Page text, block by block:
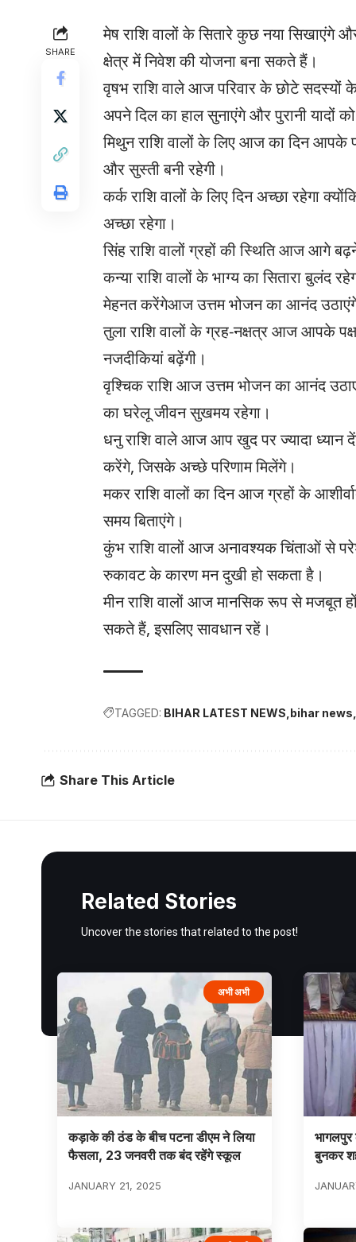
SHARE
मेष राशि वालों के सितारे कुछ नया सिखाएंगे
क्षेत्र में निवेश की योजना बना सकते हैं।
वृषभ राशि वाले आज परिवार के छोटे सदस्यों
अपने दिल का हाल सुनाएंगे और पुरानी यादों
मिथुन राशि वालों के लिए आज का दिन आपके
और सुस्ती बनी रहेगी।
कर्क राशि वालों के लिए दिन अच्छा रहेगा
अच्छा रहेगा।
सिंह राशि वालों ग्रहों की स्थिति आज आगे
कन्या राशि वालों के भाग्य का सितारा
मेहनत करेंगेआज उत्तम भोजन का आनंद
तुला राशि वालों के ग्रह-नक्षत्र आज आपके
नजदीकियां बढ़ेंगी।
वृश्चिक राशि आज उत्तम भोजन का आनंद
का घरेलू जीवन सुखमय रहेगा।
धनु राशि वाले आज आप खुद पर ज्यादा
करेंगे, जिसके अच्छे परिणाम मिलेंगे।
मकर राशि वालों का दिन आज ग्रहों के
समय बिताएंगे।
कुंभ राशि वालों आज अनावश्यक चिंताओं से
रुकावट के कारण मन दुखी हो सकता है।
मीन राशि वालों आज मानसिक रूप से मजबूत
सकते हैं, इसलिए सावधान रहें।
TAGGED: BIHAR LATEST NEWS bihar news
Share This Article
Related Stories
Uncover the stories that related to the post!
अभी अभी
कड़ाके की ठंड के बीच पटना डीएम ने लिया
फैसला, 23 जनवरी तक बंद रहेंगे स्कूल
JANUARY 21, 2025
भागलपुर
बुनकर